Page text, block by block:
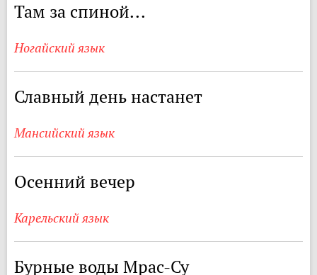
Там за спиной...
Ногайский язык
Славный день настанет
Мансийский язык
Осенний вечер
Карельский язык
Бурные воды Мрас-Су